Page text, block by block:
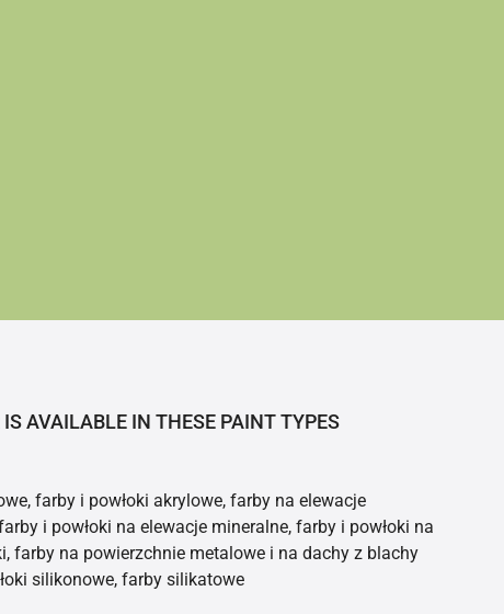
IS AVAILABLE IN THESE PAINT TYPES
farby i powłoki akrylowe, farby na elewacje
i powłoki na elewacje mineralne, farby i powłoki na
farby na powierzchnie metalowe i na dachy z blachy
silikonowe, farby silikatowe